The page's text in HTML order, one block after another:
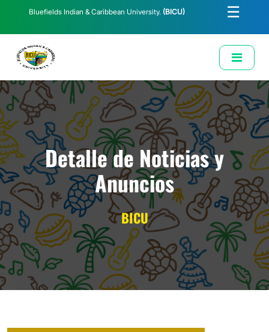
Bluefields Indian & Caribbean University. (BICU) ☰
Solicitud de Correo Institucional
Detalle de Noticias y
Anuncios
BICU